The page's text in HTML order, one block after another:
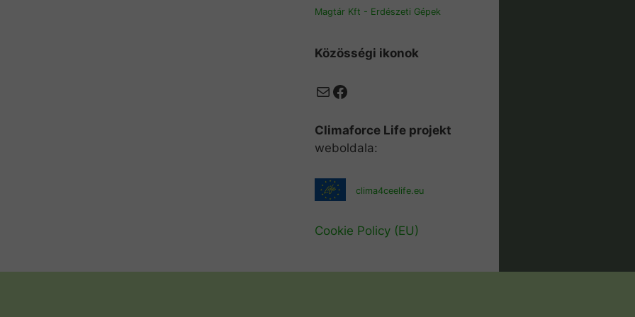
Magtár Kft - Erdészeti Gépek
Közösségi ikonok
MailFacebook
Climaforce Life projekt
weboldala:
clima4ceelife.eu
Cookie Policy (EU)